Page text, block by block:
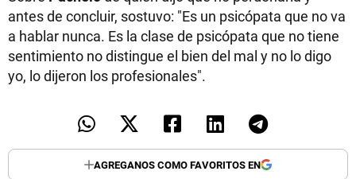
antes de concluir, sostuvo: "Es un psicópata que no va
a hablar nunca. Es la clase de psicópata que no tiene
sentimiento no distingue el bien del mal y no lo digo
yo, lo dijeron los profesionales".
AGREGANOS COMO FAVORITOS EN